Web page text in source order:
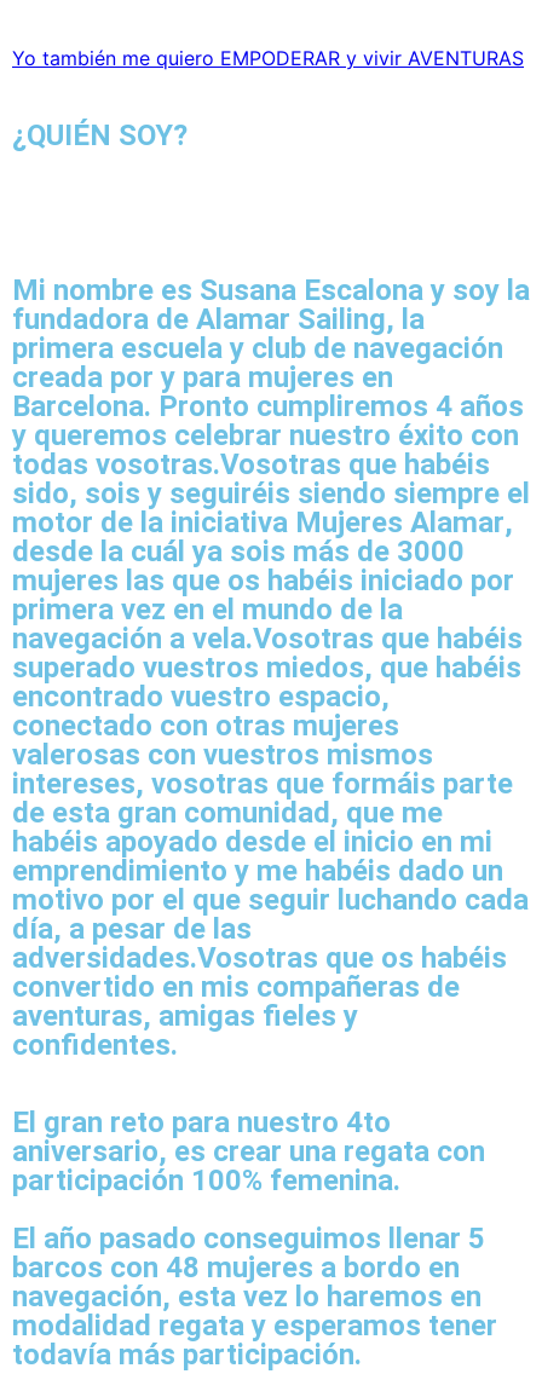
Yo también me quiero EMPODERAR y vivir AVENTURAS
¿QUIÉN SOY?
Mi nombre es Susana Escalona y soy la
fundadora de Alamar Sailing, la
primera escuela y club de navegación
creada por y para mujeres en
Barcelona. Pronto cumpliremos 4 años
y queremos celebrar nuestro éxito con
todas vosotras.Vosotras que habéis
sido, sois y seguiréis siendo siempre el
motor de la iniciativa Mujeres Alamar,
desde la cuál ya sois más de 3000
mujeres las que os habéis iniciado por
primera vez en el mundo de la
navegación a vela.Vosotras que habéis
superado vuestros miedos, que habéis
encontrado vuestro espacio,
conectado con otras mujeres
valerosas con vuestros mismos
intereses, vosotras que formáis parte
de esta gran comunidad , que me
habéis apoyado desde el inicio en mi
emprendimiento y me habéis dado un
motivo por el que seguir luchando cada
día, a pesar de las
adversidades.Vosotras que os habéis
convertido en mis compañeras de
aventuras, amigas fieles y
confidentes.
El gran reto para nuestro 4to
aniversario, es crear una regata con
participación 100% femenina.
El año pasado conseguimos llenar 5
barcos con 48 mujeres a bordo en
navegación, esta vez lo haremos en
modalidad regata y esperamos tener
todavía más participación.